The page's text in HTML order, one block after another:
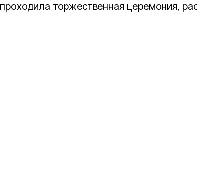
проходила торжественная церемония,